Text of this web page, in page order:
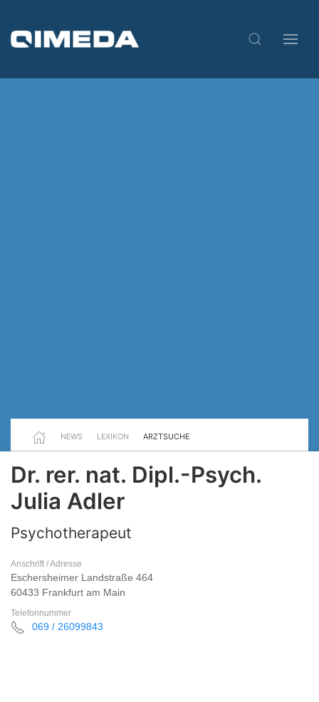
NEWS LEXIKON ARZTSUCHE
Dr. rer. nat. Dipl.-Psych.
Julia Adler
Psychotherapeut
Anschrift / Adresse
Eschersheimer Landstraße 464
60433 Frankfurt am Main
Telefonnummer
069 / 26099843